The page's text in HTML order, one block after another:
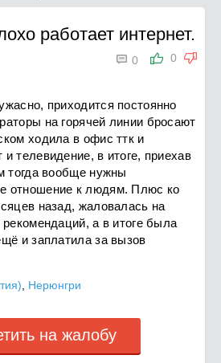
работает интернет.
0
 0
приходится постоянно
на горячей линии бросают
ходила в офис ттк и
телевидение, в итоге, приехав
тогда вообще нужны
отношение к людям. Плюс ко
назад, жаловалась на
рекомендаций, а в итоге была
и заплатила за вызов
Нерюнгри
на жалобу